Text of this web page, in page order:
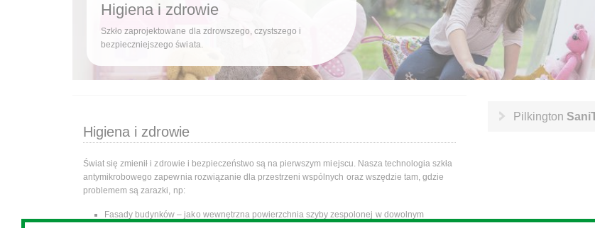
Higiena i zdrowie
Szkło zaprojektowane dla zdrowszego, czystszego i
bezpieczniejszego świata.
Higiena i zdrowie
Świat się zmienił i zdrowie i bezpieczeństwo są na pierwszym miejscu. Nasza technologia szkła
antymikrobowegozapewnia rozwiązanie dla przestrzeni wspólnych oraz wszędzie tam, gdzie
problemem są zarazki, np:
Fasady budynków – jako wewnętrzna powierzchnia szyby zespolonej w dowolnym
Pilkington